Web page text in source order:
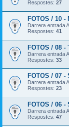
Respostes: 27
FOTOS / 10
Darrera entrada
Respostes: 41
FOTOS / 08 -
Darrera entrada
Respostes: 33
FOTOS / 07
Darrera entrada
Respostes: 23
FOTOS / 06
Darrera entrada
Respostes: 47